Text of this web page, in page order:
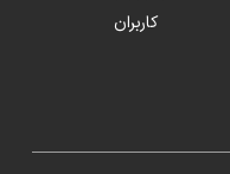
کاربران